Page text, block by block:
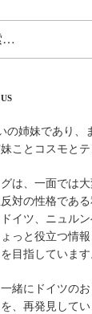
の姉妹であり、
ことコスモとテ
は、一面では
対の性格であ
イツ、ニュル
っと役立つ情
目指しています
緒にドイツの
、再発見してい